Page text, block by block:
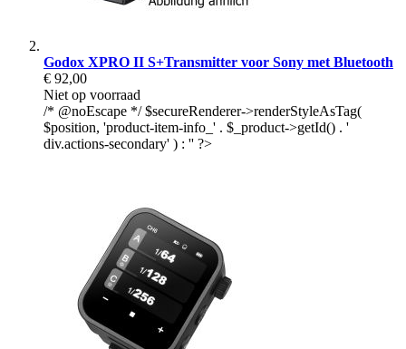
Godox XPRO II S+Transmitter voor Sony met Bluetooth
€ 92,00
Niet op voorraad
/* @noEscape */ $secureRenderer->renderStyleAsTag(
$position, 'product-item-info_' . $_product->getId() . '
div.actions-secondary' ) : '' ?>